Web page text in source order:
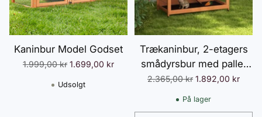
Kaninbur Model Godset
Normalpris
1.999,00 kr 1.699,00 kr
Udsolgt
Trækaninbur, 2-etagers
smådyrsbur med paller
og rampe, udendørs
indhegning, asfalttag til 2
Normalpris
2.365,00 kr 1.892,00 kr
På lager